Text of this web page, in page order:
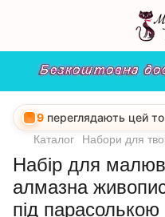
9 переглядають цей
Каталог Набори для
Набір для
алмазна
під парасолькою